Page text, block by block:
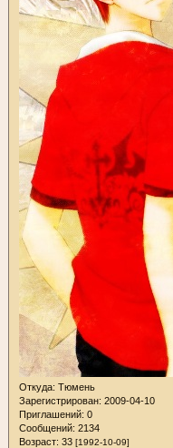
Откуда: Тюмень
Зарегистрирован: 2009-04-10
Приглашений: 0
Сообщений: 2134
Возраст: 33 [1992-10-09]